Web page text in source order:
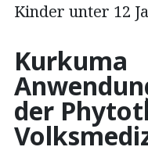
Kinder unter 12
Kurkuma
der